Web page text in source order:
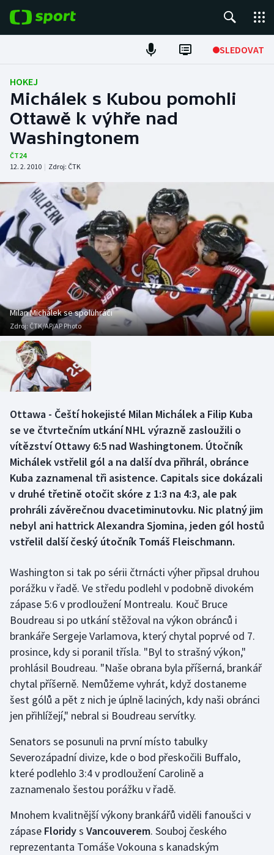
SLEDOVAT
Fotbal
Hokej
Tenis
Atletika
Cyklistika
DALŠÍ SPORTY
Americký fotbal
Baseball a softbal
Basketbal
Biatlon
Boby a skeleton
Curling
Dostihy
Florbal
Futsal
Golf
Gymnastika
Házená
Jezdectví
Judo
Krasobruslení
Lezení
Lyže a snowboard
Moderní pětiboj
Motorsport
Olympijské hry
NEPŘEHLÉDNĚTE
Soutěže
Historické návraty
Aplikace ČT sport
AZ kvíz
HOKEJ
Michálek s Kubou pomohli
Ottawě k výhře nad
Washingtonem
ČT24
12. 2. 2010 | Zdroj: ČTK
Milan Michálek se spoluhráči
Zdroj:ČTK/AP/AP Photo
Ottawa - Čeští hokejisté Milan Michálek a Filip Kuba
se ve čtvrtečním utkání NHL výrazně zasloužili o
vítězství Ottawy 6:5 nad Washingtonem. Útočník
Michálek vstřelil gól a na další dva přihrál, obránce
Kuba zaznamenal tři asistence. Capitals sice dokázali
v druhé třetině otočit skóre z 1:3 na 4:3, ale pak
prohráli závěrečnou dvacetiminutovku. Nic platný jim
nebyl ani hattrick Alexandra Sjomina, jeden gól hostů
vstřelil další český útočník Tomáš Fleischmann.
Washington si tak po sérii čtrnácti výher připsal druhou
porážku v řadě. Ve středu podlehl v podobně divokém
zápase 5:6 v prodloužení Montrealu. Kouč Bruce
Boudreau si po utkání stěžoval na výkon obránců i
brankáře Sergeje Varlamova, který chytal poprvé od 7.
prosince, kdy si poranil třísla. "Byl to strašný výkon,"
prohlásil Boudreau. "Naše obrana byla příšerná, brankář
chytal příšerně. Nemůžeme vyhrát, když dostaneme
šest gólů a pět z nich je úplně laciných, kdy naši obránci
jen přihlížejí," nebral si Boudreau servítky.
Senators se posunuli na první místo tabulky
Severozápadní divize, kde o bod přeskočili Buffalo,
které podlehlo 3:4 v prodloužení Carolině a
zaznamenalo šestou porážku v řadě.
Mnohem kvalitnější výkony brankářů viděli fanoušci v
zápase Floridys Vancouverem. Souboj českého
reprezentanta Tomáše Vokouna s kanadským